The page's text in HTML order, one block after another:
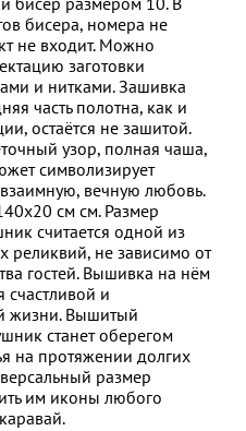
бисера, номера не
не входит. Можно
заготовки
и нитками. Зашивка
часть полотна, как и
остаётся не зашитой.
узор, полная чаша,
символизирует
вечную любовь.
см см. Размер
считается одной из
не зависимо от
гостей. Вышивка на нём
счастливой и
жизни. Вышитый
станет оберегом
на протяжении долгих
размер
им иконы любого